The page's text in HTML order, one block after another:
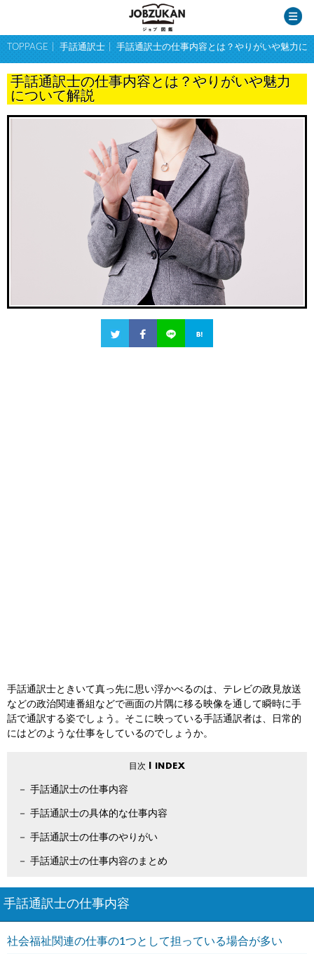
TOPPAGE 手話通訳士 手話通訳士の仕事内容とは？やりがいや魅力に
手話通訳士の仕事内容とは？やりがいや魅力
について解説
手話通訳士ときいて真っ先に思い浮かべるのは、テレビの政見放送
などの政治関連番組などで画面の片隅に移る映像を通して瞬時に手
話で通訳する姿でしょう。そこに映っている手話通訳者は、日常的
にはどのような仕事をしているのでしょうか。
手話通訳士の仕事内容
手話通訳士の具体的な仕事内容
手話通訳士の仕事のやりがい
手話通訳士の仕事内容のまとめ
手話通訳士の仕事内容
社会福祉関連の仕事の1つとして担っている場合が多い